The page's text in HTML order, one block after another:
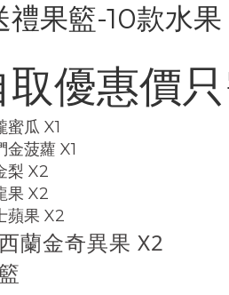
禮果籃-10款水
取優惠價
蜜瓜 X1
金菠蘿 X1
梨 X2
果 X2
蘋果 X2
蘭金奇異果 X2